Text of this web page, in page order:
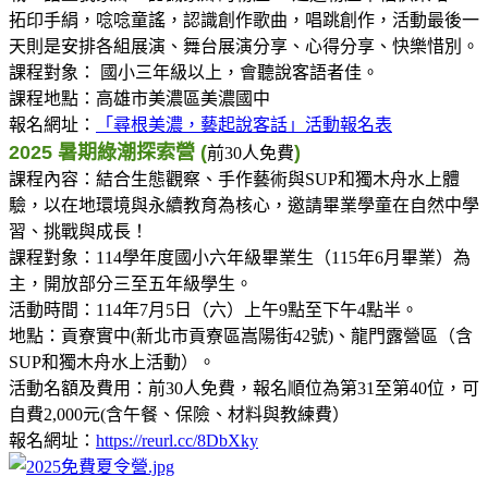
拓印手絹，唸唸童謠，認識創作歌曲，唱跳創作，活動最後一
天則是安排各組展演、舞台展演分享、心得分享、快樂惜別。
課程對象： 國小三年級以上，會聽說客語者佳。
課程地點：高雄市美濃區美濃國中
報名網址：
「尋根美濃，藝起說客話」活動報名表
2025 暑期綠潮探索營 (前30人免費)
課程內容：結合生態觀察、手作藝術與SUP和獨木舟水上體
驗，以在地環境與永續教育為核心，邀請畢業學童在自然中學
習、挑戰與成長！
課程對象：114學年度國小六年級畢業生（115年6月畢業）為
主，開放部分三至五年級學生。
活動時間：114年7月5日（六）上午9點至下午4點半。
地點：貢寮實中(新北市貢寮區嵩陽街42號)、龍門露營區（含
SUP和獨木舟水上活動）。
活動名額及費用：前30人免費，報名順位為第31至第40位，可
自費2,000元(含午餐、保險、材料與教練費）
報名網址： https://reurl.cc/8DbXky